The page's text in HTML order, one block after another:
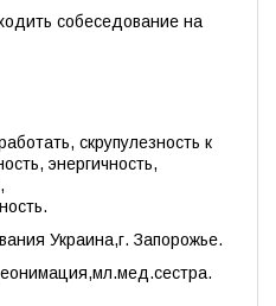
собеседование на
скрупулезность к
энергичность,
Украина,г. Запорожье.